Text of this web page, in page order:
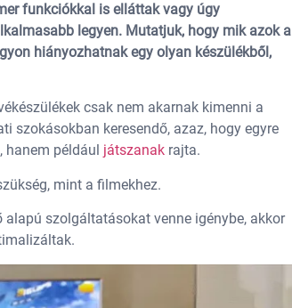
funkciókkal is elláttak vagy úgy
legyen. Mutatjuk, hogy mik azok a
hiányozhatnak egy olyan készülékből,
csak nem akarnak kimenni a
szokásokban keresendő, azaz, hogy egyre
például játszanak rajta.
mint a filmekhez.
alapú szolgáltatásokat venne igénybe, akkor